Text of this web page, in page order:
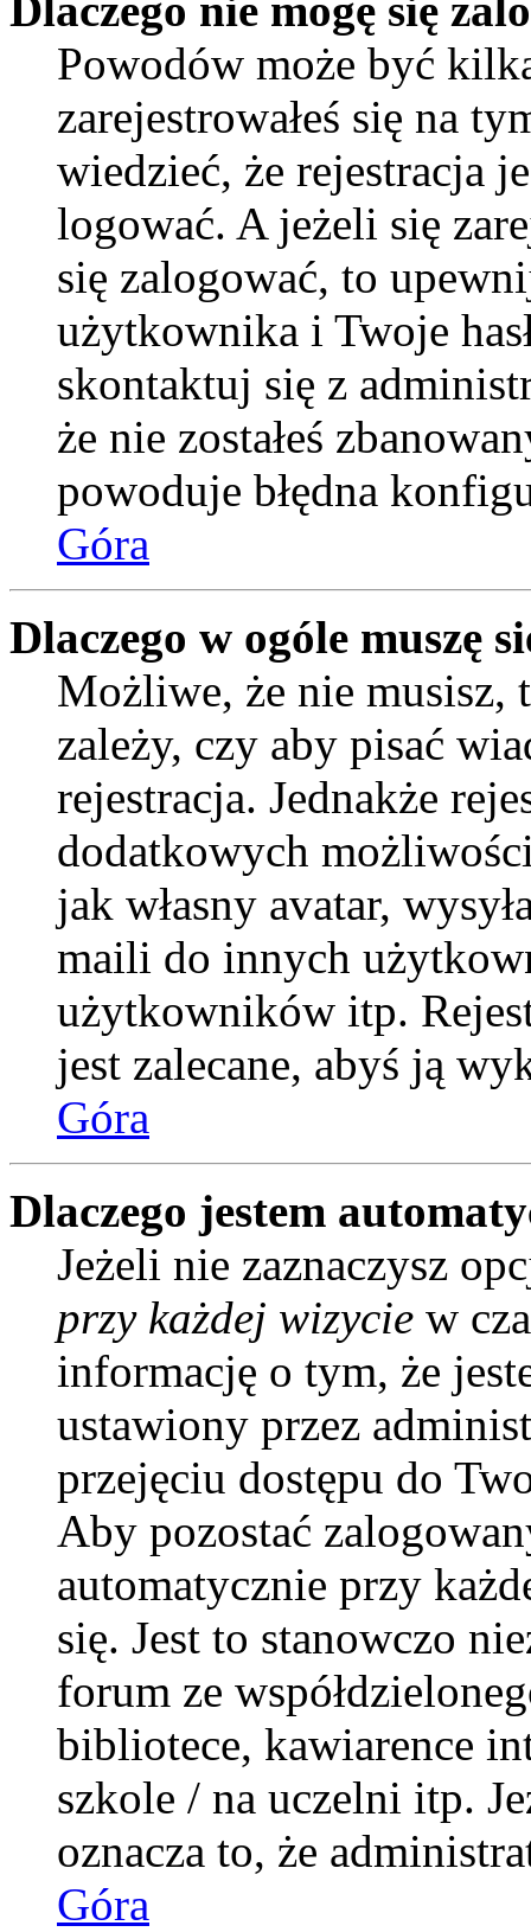
Dlaczego nie mogę się
Powodów może być
zarejestrowałeś się na
wiedzieć, że rejestracja
logować. A jeżeli się
się zalogować, to
użytkownika i Twoje
skontaktuj się z
że nie zostałeś
powoduje błędna
Góra
Dlaczego w ogóle muszę
Możliwe, że nie musisz,
zależy, czy aby pisać
rejestracja. Jednakże
dodatkowych
jak własny avatar,
maili do innych
użytkowników itp.
jest zalecane, abyś ją
Góra
Dlaczego jestem
Jeżeli nie zaznaczysz
przy każdej wizycie w
informację o tym, że
ustawiony przez
przejęciu dostępu do
Aby pozostać
automatycznie przy
się. Jest to stanowczo
forum ze
bibliotece, kawiarence
szkole / na uczelni itp.
oznacza to, że
Góra